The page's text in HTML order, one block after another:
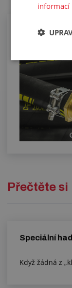
Přečtěte si
Speciální
Když žádná z
informací